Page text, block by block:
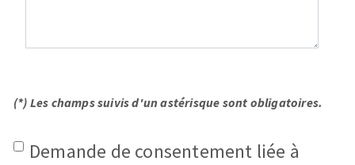
(*) Les champs suivis d'un astérisque sont obligatoires.
Demande de consentement liée à